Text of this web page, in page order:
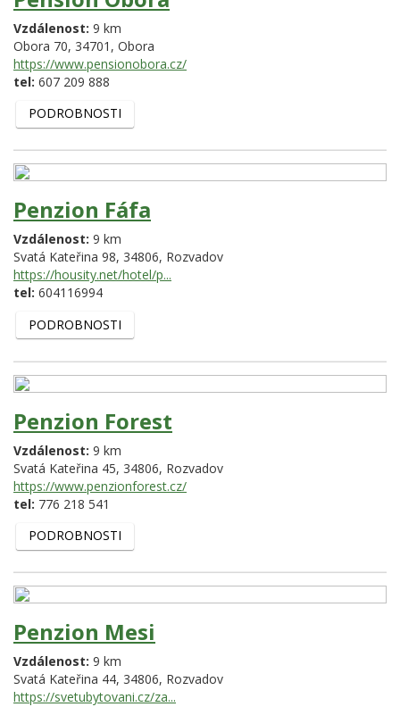
Vzdálenost: 9 km
Obora 70, 34701, Obora
https://www.pensionobora.cz/
tel: 607 209 888
PODROBNOSTI
Penzion Fáfa
Vzdálenost: 9 km
Svatá Kateřina 98, 34806, Rozvadov
https://housity.net/hotel/p...
tel: 604116994
PODROBNOSTI
Penzion Forest
Vzdálenost: 9 km
Svatá Kateřina 45, 34806, Rozvadov
https://www.penzionforest.cz/
tel: 776 218 541
PODROBNOSTI
Penzion Mesi
Vzdálenost: 9 km
Svatá Kateřina 44, 34806, Rozvadov
https://svetubytovani.cz/za...